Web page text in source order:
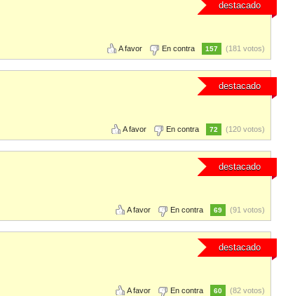
destacado
A favor En contra 157 (181 votos)
destacado
A favor En contra 72 (120 votos)
destacado
A favor En contra 69 (91 votos)
destacado
A favor En contra 60 (82 votos)